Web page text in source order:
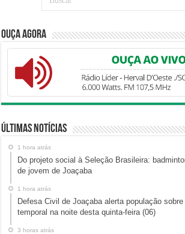
Ouça Agora
Últimas Notícias
1 hora atrás
Do projeto social à Seleção Brasileira:
de jovem de Joaçaba
1 hora atrás
Defesa Civil de Joaçaba alerta população
temporal na noite desta quinta-feira (06)
3 horas atrás